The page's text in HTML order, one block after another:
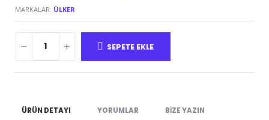
MARKALAR: ÜLKER
SEPETE EKLE
ÜRÜN DETAYI YORUMLAR BIZE YAZIN